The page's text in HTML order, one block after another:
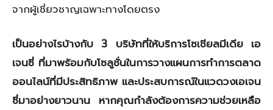
จากผู้เชี่ยวชาญเฉพาะทางโดยตรง
เป็นอย่างไรบ้างกับ 3 บริษัทที่ให้บริการโซเชียลมีเดีย เอ
เจนซี่ ที่มาพร้อมกับโซลูชั่นในการวางแผนการทำการตลาด
ออนไลน์ที่มีประสิทธิภาพ และประสบการณ์ในแวดวงเอเจน
ซี่มาอย่างยาวนาน หากคุณกำลังต้องการความช่วยเหลือ